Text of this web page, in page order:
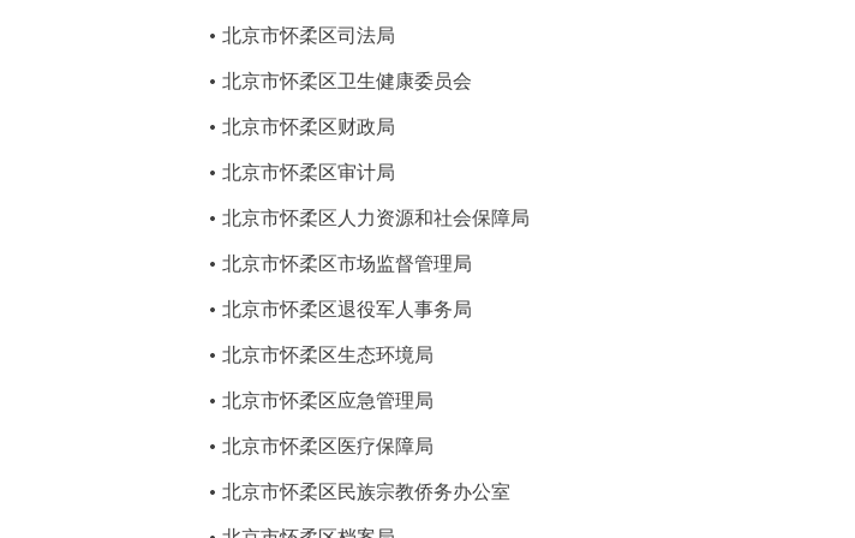
北京市怀柔区司法局
北京市怀柔区卫生健康委员会
北京市怀柔区财政局
北京市怀柔区审计局
北京市怀柔区人力资源和社会保障局
北京市怀柔区市场监督管理局
北京市怀柔区退役军人事务局
北京市怀柔区生态环境局
北京市怀柔区应急管理局
北京市怀柔区医疗保障局
北京市怀柔区民族宗教侨务办公室